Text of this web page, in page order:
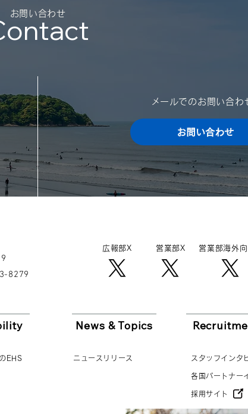
学体育会サッカー
了承いただきますよう
願い申し上げます。 ■
日：2024年8月10日（
2024年8月15日（木）
​お問い合わせ
メールでのお問い合わ
お問い合わせ
8279
広報​部X 営業部X 営業部海外
EHS
News & Topics
ニュースリリース スタッフインタ
各国パートナー
採用サイト